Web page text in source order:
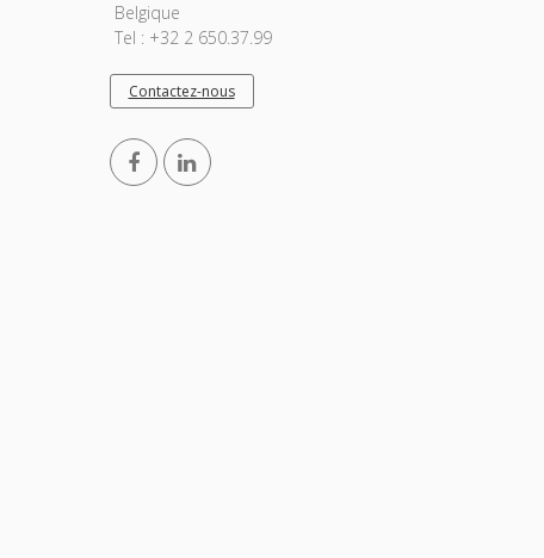
Belgique
Tel : +32 2 650.37.99
Contactez-nous